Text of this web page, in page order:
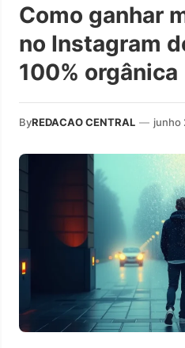
Como ganhar
no Instagram
100% orgânica
ByREDACAO CENTRAL — junho